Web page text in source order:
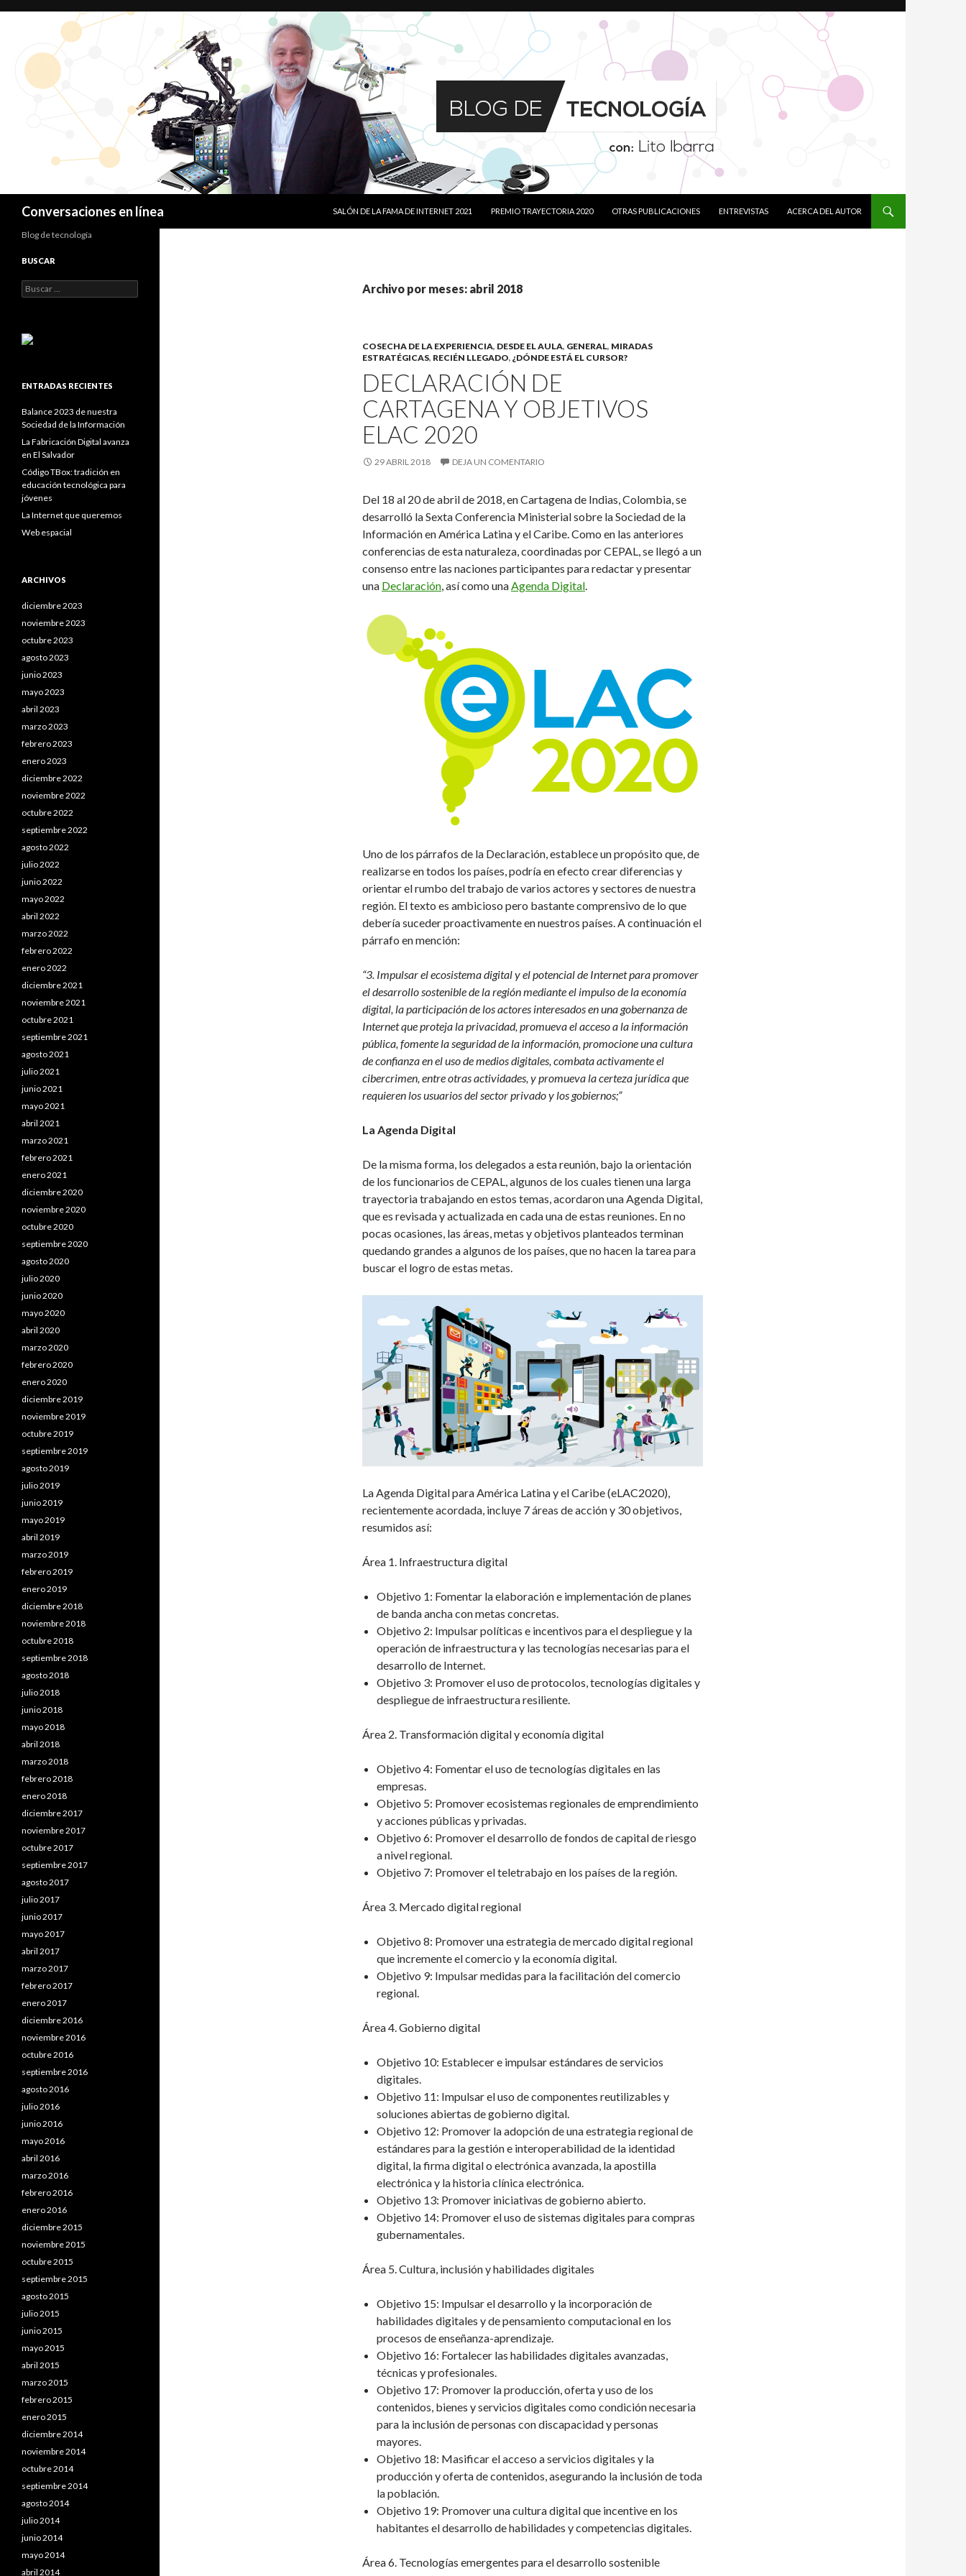
Conversaciones en línea
SALÓN DE LA FAMA DE INTERNET 2021
PREMIO TRAYECTORIA 2020 OTRAS PUBLICACIONES ENTREVISTAS ACERCA DEL AUTOR
Archivo por meses: abril 2018
COSECHA DE LA EXPERIENCIA, DESDE EL AULA, GENERAL, MIRADAS
ESTRATÉGICAS, RECIÉN LLEGADO, ¿DÓNDE ESTÁ EL CURSOR?
DECLARACIÓN DE
CARTAGENA Y OBJETIVOS
ELAC 2020
29 ABRIL 2018 DEJA UN COMENTARIO
Del 18 al 20 de abril de 2018, en Cartagena de Indias, Colombia, se
desarrolló la Sexta Conferencia Ministerial sobre la Sociedad de la
Información en América Latina y el Caribe. Como en las anteriores
conferencias de esta naturaleza, coordinadas por CEPAL, se llegó a un
consenso entre las naciones participantes para redactar y presentar
una Declaración, así como unaAgenda Digital.
Uno de los párrafos de la Declaración, establece un propósito que, de
realizarse en todos los países, podría en efecto crear diferencias y
orientar el rumbo del trabajo de varios actores y sectores de nuestra
región. El texto es ambicioso pero bastante comprensivo de lo que
debería suceder proactivamente en nuestros países. A continuación el
párrafo en mención:
“3. Impulsar el ecosistema digital y el potencial de Internet para promover
el desarrollo sostenible de la región mediante el impulso de la economía
digital, la participación de los actores interesados en una gobernanza de
Internet que proteja la privacidad, promueva el acceso a la información
pública, fomente la seguridad de la información, promocione una cultura
de confianza en el uso de medios digitales, combata activamente el
cibercrimen, entre otras actividades, y promueva la certeza jurídica que
requieren los usuarios del sector privado y los gobiernos;”
La Agenda Digital
De la misma forma, los delegados a esta reunión, bajo la orientación
de los funcionarios de CEPAL, algunos de los cuales tienen una larga
trayectoria trabajando en estos temas, acordaron una Agenda Digital,
que es revisada y actualizada en cada una de estas reuniones. En no
pocas ocasiones, las áreas, metas y objetivos planteados terminan
quedando grandes a algunos de los países, que no hacen la tarea para
buscar el logro de estas metas.
La Agenda Digital para América Latina y el Caribe (eLAC2020),
recientemente acordada, incluye 7 áreas de acción y 30 objetivos,
resumidos así:
Área 1. Infraestructura digital
Objetivo 1: Fomentar la elaboración e implementación de planes
de banda ancha con metas concretas.
Objetivo 2: Impulsar políticas e incentivos para el despliegue y la
operación de infraestructura y las tecnologías necesarias para el
desarrollo de Internet.
Objetivo 3: Promover el uso de protocolos, tecnologías digitales y
despliegue de infraestructura resiliente.
Área 2. Transformación digital y economía digital
Objetivo 4: Fomentar el uso de tecnologías digitales en las
empresas.
Objetivo 5: Promover ecosistemas regionales de emprendimiento
y acciones públicas y privadas.
Objetivo 6: Promover el desarrollo de fondos de capital de riesgo
a nivel regional.
Objetivo 7: Promover el teletrabajo en los países de la región.
Área 3. Mercado digital regional
Objetivo 8: Promover una estrategia de mercado digital regional
que incremente el comercio y la economía digital.
Objetivo 9: Impulsar medidas para la facilitación del comercio
regional.
Área 4. Gobierno digital
Objetivo 10: Establecer e impulsar estándares de servicios
digitales.
Objetivo 11: Impulsar el uso de componentes reutilizables y
soluciones abiertas de gobierno digital.
Objetivo 12: Promover la adopción de una estrategia regional de
estándares para la gestión e interoperabilidad de la identidad
digital, la firma digital o electrónica avanzada, la apostilla
electrónica y la historia clínica electrónica.
Objetivo 13: Promover iniciativas de gobierno abierto.
Objetivo 14: Promover el uso de sistemas digitales para compras
gubernamentales.
Área 5. Cultura, inclusión y habilidades digitales
Objetivo 15: Impulsar el desarrollo y la incorporación de
habilidades digitales y de pensamiento computacional en los
procesos de enseñanza-aprendizaje.
Objetivo 16: Fortalecer las habilidades digitales avanzadas,
técnicas y profesionales.
Objetivo 17: Promover la producción, oferta y uso de los
contenidos, bienes y servicios digitales como condición necesaria
para la inclusión de personas con discapacidad y personas
mayores.
Objetivo 18: Masificar el acceso a servicios digitales y la
producción y oferta de contenidos, asegurando la inclusión de toda
la población.
Objetivo 19: Promover una cultura digital que incentive en los
habitantes el desarrollo de habilidades y competencias digitales.
Área 6. Tecnologías emergentes para el desarrollo sostenible
Blog de tecnología
BUSCAR
Buscar:
ENTRADAS RECIENTES
Balance 2023 de nuestra
Sociedad de la Información
La Fabricación Digital avanza
en El Salvador
Código TBox: tradición en
educación tecnológica para
jóvenes
La Internet que queremos
Web espacial
ARCHIVOS
diciembre 2023
noviembre 2023
octubre 2023
agosto 2023
junio 2023
mayo 2023
abril 2023
marzo 2023
febrero 2023
enero 2023
diciembre 2022
noviembre 2022
octubre 2022
septiembre 2022
agosto 2022
julio 2022
junio 2022
mayo 2022
abril 2022
marzo 2022
febrero 2022
enero 2022
diciembre 2021
noviembre 2021
octubre 2021
septiembre 2021
agosto 2021
julio 2021
junio 2021
mayo 2021
abril 2021
marzo 2021
febrero 2021
enero 2021
diciembre 2020
noviembre 2020
octubre 2020
septiembre 2020
agosto 2020
julio 2020
junio 2020
mayo 2020
abril 2020
marzo 2020
febrero 2020
enero 2020
diciembre 2019
noviembre 2019
octubre 2019
septiembre 2019
agosto 2019
julio 2019
junio 2019
mayo 2019
abril 2019
marzo 2019
febrero 2019
enero 2019
diciembre 2018
noviembre 2018
octubre 2018
septiembre 2018
agosto 2018
julio 2018
junio 2018
mayo 2018
abril 2018
marzo 2018
febrero 2018
enero 2018
diciembre 2017
noviembre 2017
octubre 2017
septiembre 2017
agosto 2017
julio 2017
junio 2017
mayo 2017
abril 2017
marzo 2017
febrero 2017
enero 2017
diciembre 2016
noviembre 2016
octubre 2016
septiembre 2016
agosto 2016
julio 2016
junio 2016
mayo 2016
abril 2016
marzo 2016
febrero 2016
enero 2016
diciembre 2015
noviembre 2015
octubre 2015
septiembre 2015
agosto 2015
julio 2015
junio 2015
mayo 2015
abril 2015
marzo 2015
febrero 2015
enero 2015
diciembre 2014
noviembre 2014
octubre 2014
septiembre 2014
agosto 2014
julio 2014
junio 2014
mayo 2014
abril 2014